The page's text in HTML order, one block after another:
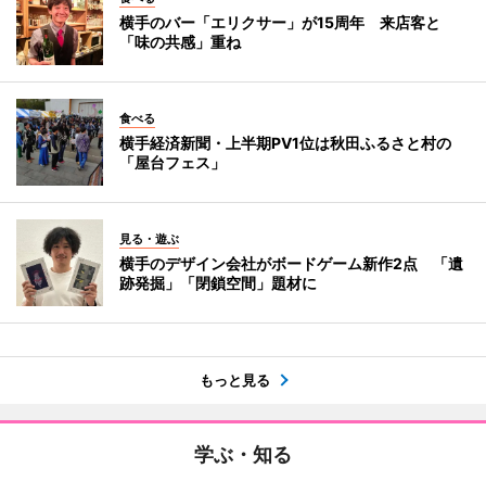
横手のバー「エリクサー」が15周年 来店客と
「味の共感」重ね
食べる
横手経済新聞・上半期PV1位は秋田ふるさと村の
「屋台フェス」
見る・遊ぶ
横手のデザイン会社がボードゲーム新作2点 「遺
跡発掘」「閉鎖空間」題材に
もっと見る
学ぶ・知る